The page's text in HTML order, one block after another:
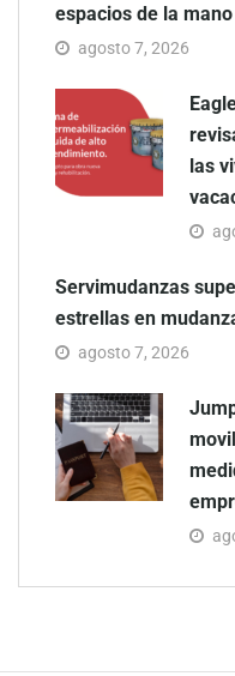
espacios de la
agosto 7, 2026
las
Servimudanzas
estrellas en
agosto 7, 2026